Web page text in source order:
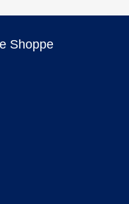
Shoppe